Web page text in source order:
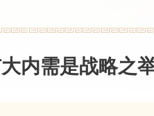
内需是战略之